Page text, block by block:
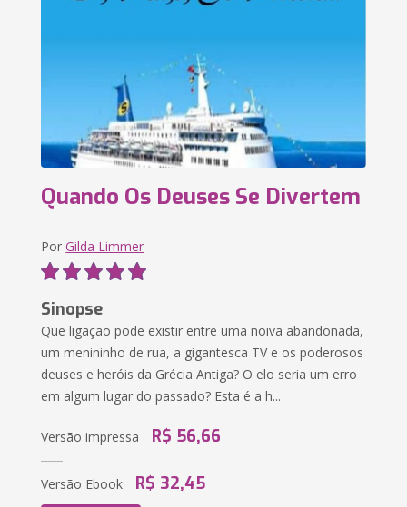
Quando Os Deuses Se Divertem
PorGilda Limmer
Sinopse
Que ligação pode existir entre uma noiva abandonada,
um menininho de rua, a gigantesca TV e os poderosos
deuses e heróis da Grécia Antiga? O elo seria um erro
em algum lugar do passado? Esta é a h...
Versão impressa R$ 56,66
Versão Ebook R$ 32,45